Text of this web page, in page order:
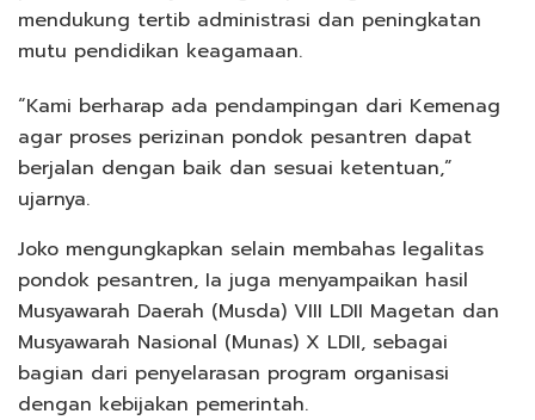
mendukung tertib administrasi dan peningkatan
mutu pendidikan keagamaan.
“Kami berharap ada pendampingan dari Kemenag
agar proses perizinan pondok pesantren dapat
berjalan dengan baik dan sesuai ketentuan,”
ujarnya.
Joko mengungkapkan selain membahas legalitas
pondok pesantren, Ia juga menyampaikan hasil
Musyawarah Daerah (Musda) VIII LDII Magetan dan
Musyawarah Nasional (Munas) X LDII, sebagai
bagian dari penyelarasan program organisasi
dengan kebijakan pemerintah.